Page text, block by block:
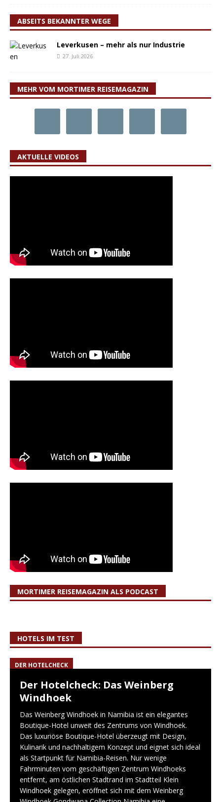
ABSEITS BEKANNTER WEGE
Leverkusen – mehr als nur Industrie
27. Juli 2026
MEHR VOM MORTIMER REISEMAGAZIN
AKTUELLE VIDEOS
MORTIMER REISEMAGAZIN ALS PODCAST
HOTELS IM TEST
DER HOTELCHECK
Der Hotelcheck: Das Weinberg
Windhoek
Das Weinberg Windhoek in Namibia ist ein elegantes
Boutique-Hotel unweit des Zentrums von Windhoek.
Das luxuriöse Boutique-Hotel überzeugt mit Design,
Kulinarik und nachhaltigem Konzept und eignet sich ideal
als Startpunkt für Namibia-Reisen. Nur wenige
Fahrminuten vom geschäftigen Zentrum Windhoeks
entfernt, am östlichen Stadtrand im Stadtteil Klein
Windhoek gelegen, eröffnet sich mit dem Weinberg